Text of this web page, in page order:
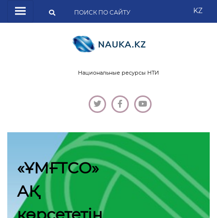
KZ
Национальные ресурсы НТИ
«ҰМҒТСО»
АҚ